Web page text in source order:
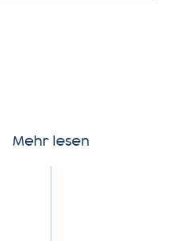
Mehr lesen